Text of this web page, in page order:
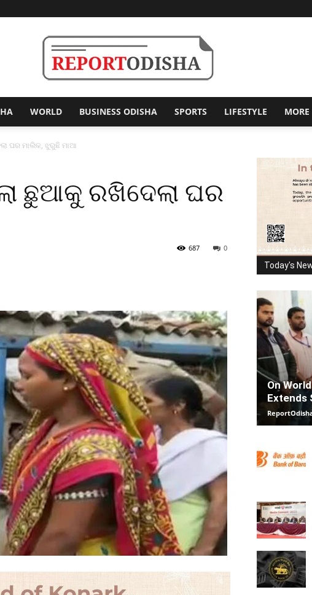
Odisha
WORLD BUSINESS ODISHA SPORTS LIFESTYLE MORE
ଘର ମାଲିକ, ଝୁରୁଛି ମାଆ
ଛୁଆକୁ ରଖିଦେଲା ଘର
0
687
Today's
On
Extends